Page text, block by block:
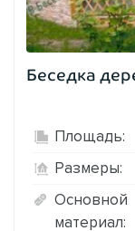
Беседка
Площадь:
Размеры:
Основной
материал: